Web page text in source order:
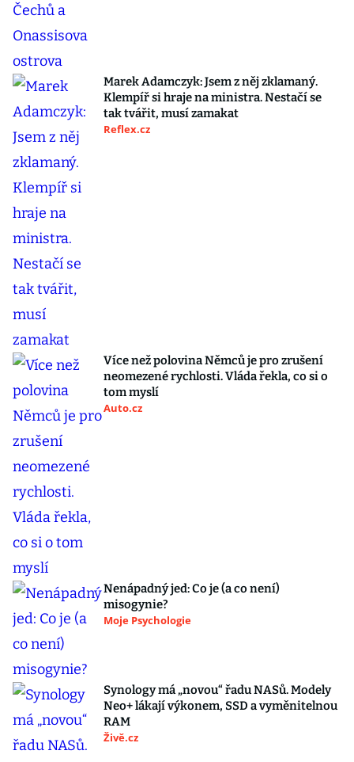
Marek Adamczyk: Jsem z něj zklamaný.
Klempíř si hraje na ministra. Nestačí se
tak tvářit, musí zamakat
Reflex.cz
Více než polovina Němců je pro zrušení
neomezené rychlosti. Vláda řekla, co si o
tom myslí
Auto.cz
Nenápadný jed: Co je (a co není)
misogynie?
Moje Psychologie
Synology má „novou“ řadu NASů. Modely
Neo+ lákají výkonem, SSD a vyměnitelnou
RAM
Živě.cz